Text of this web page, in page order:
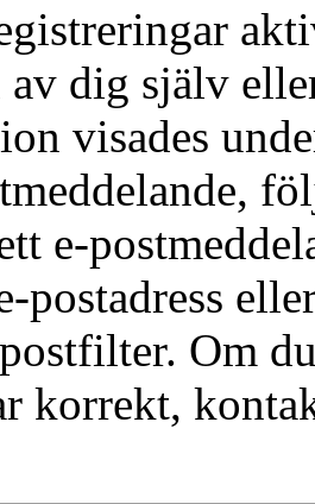
av dig själv
visades
e-
postadress
Om
korrekt,